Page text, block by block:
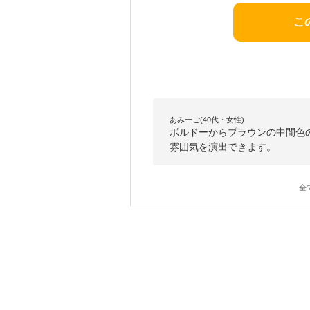
こ
あみーご(40代・女性)
ボルドーからブラウンの中間
雰囲気を演出できます。
全